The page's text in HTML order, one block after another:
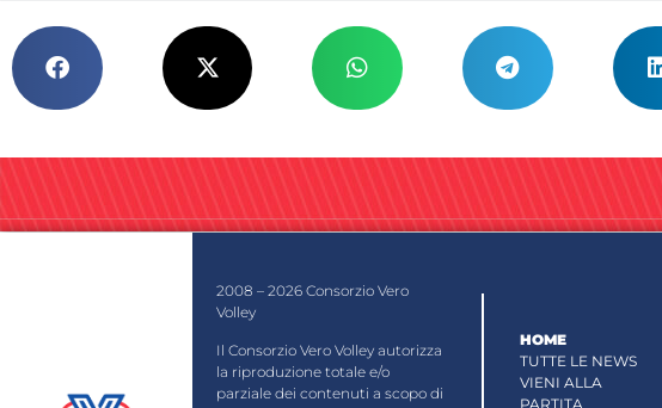
2008 – 2026 Consorzio Vero
Volley
Il Consorzio Vero Volley autorizza
la riproduzione totale e/o
parziale dei contenuti a scopo di
HOME
TUTTE LE NEWS
VIENI ALLA
PARTITA